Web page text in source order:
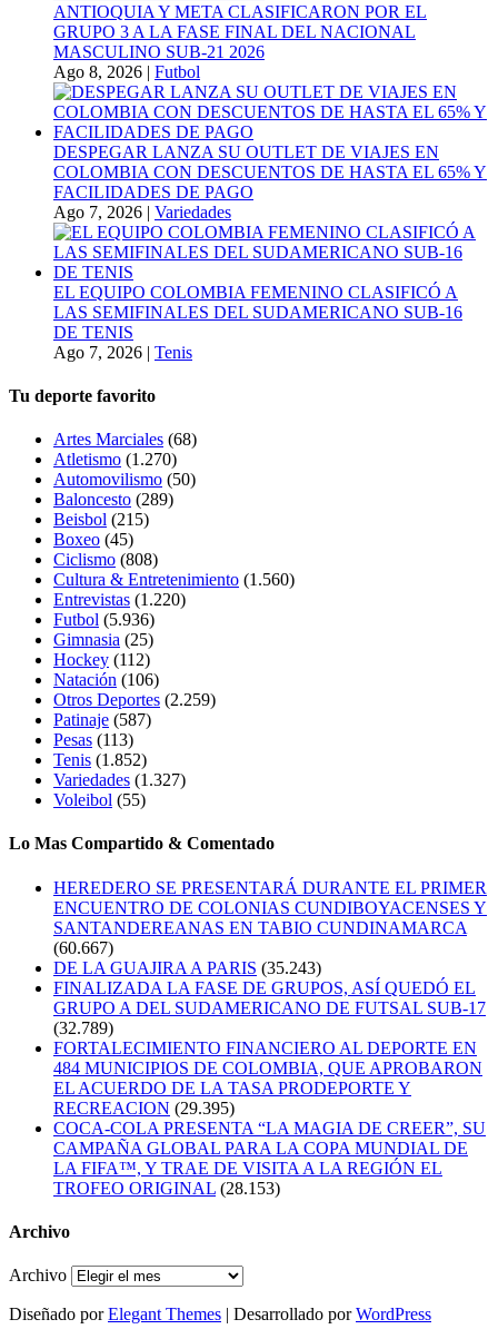
ANTIOQUIA Y META CLASIFICARON POR EL
GRUPO 3 A LA FASE FINAL DEL NACIONAL
MASCULINO SUB-21 2026
Ago 8, 2026 | Futbol
DESPEGAR LANZA SU OUTLET DE VIAJES EN
COLOMBIA CON DESCUENTOS DE HASTA EL 65% Y
FACILIDADES DE PAGO
Ago 7, 2026 | Variedades
EL EQUIPO COLOMBIA FEMENINO CLASIFICÓ A
LAS SEMIFINALES DEL SUDAMERICANO SUB-16
DE TENIS
Ago 7, 2026 | Tenis
Tu deporte favorito
Artes Marciales (68)
Atletismo (1.270)
Automovilismo (50)
Baloncesto (289)
Beisbol (215)
Boxeo (45)
Ciclismo (808)
Cultura & Entretenimiento (1.560)
Entrevistas (1.220)
Futbol (5.936)
Gimnasia (25)
Hockey (112)
Natación (106)
Otros Deportes (2.259)
Patinaje (587)
Pesas (113)
Tenis (1.852)
Variedades (1.327)
Voleibol (55)
Lo Mas Compartido & Comentado
HEREDERO SE PRESENTARÁ DURANTE EL PRIMER
ENCUENTRO DE COLONIAS CUNDIBOYACENSES Y
SANTANDEREANAS EN TABIO CUNDINAMARCA
(60.667)
DE LA GUAJIRA A PARIS (35.243)
FINALIZADA LA FASE DE GRUPOS, ASÍ QUEDÓ EL
GRUPO A DEL SUDAMERICANO DE FUTSAL SUB-17
(32.789)
FORTALECIMIENTO FINANCIERO AL DEPORTE EN
484 MUNICIPIOS DE COLOMBIA, QUE APROBARON
EL ACUERDO DE LA TASA PRODEPORTE Y
RECREACION (29.395)
COCA-COLA PRESENTA “LA MAGIA DE CREER”, SU
CAMPAÑA GLOBAL PARA LA COPA MUNDIAL DE
LA FIFA™, Y TRAE DE VISITA A LA REGIÓN EL
TROFEO ORIGINAL (28.153)
Archivo
Archivo
Diseñado porElegant Themes | Desarrollado porWordPress